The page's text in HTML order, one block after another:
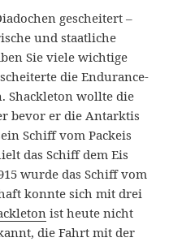
gescheitert –
und staatliche
Sie viele wichtige
die Endurance-
Shackleton wollte die
bevor er die Antarktis
Schiff vom Packeis
das Schiff dem Eis
wurde das Schiff vom
konnte sich mit drei
ist heute nicht
die Fahrt mit der